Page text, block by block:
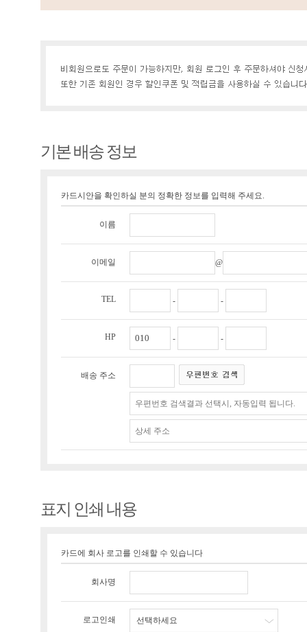
기본 배송 정보
카드시안을 확인하실 분의 정확한 정보를 입력해 주세요.
이름
이메일 @
TEL - -
HP - -
배송 주소
표지 인쇄 내용
카드에 회사 로고를 인쇄할 수 있습니다
회사명
로고인쇄 선택하세요